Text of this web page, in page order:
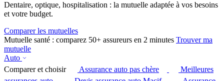
Dentaire, optique, hospitalisation : la mutuelle adaptée à vos besoins
et votre budget.
Comparer les mutuelles
Mutuelle santé : comparez 50+ assureurs en 2 minutes Trouver ma
mutuelle
Auto
Comparer et choisir
Assurance auto pas chère
Meilleures